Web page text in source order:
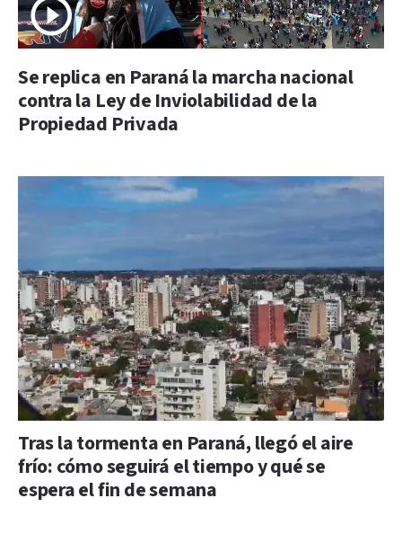
Se replica en Paraná la marcha nacional
contra la Ley de Inviolabilidad de la
Propiedad Privada
Tras la tormenta en Paraná, llegó el aire
frío: cómo seguirá el tiempo y qué se
espera el fin de semana